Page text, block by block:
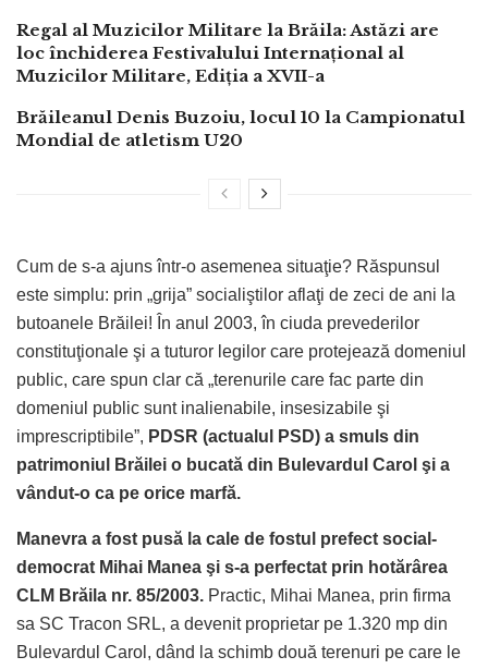
Regal al Muzicilor Militare la Brăila: Astăzi are
loc închiderea Festivalului Internațional al
Muzicilor Militare, Ediția a XVII-a
Brăileanul Denis Buzoiu, locul 10 la Campionatul
Mondial de atletism U20
Cum de s-a ajuns într-o asemenea situaţie? Răspunsul
este simplu: prin „grija” socialiştilor aflaţi de zeci de ani la
butoanele Brăilei! În anul 2003, în ciuda prevederilor
constituţionale şi a tuturor legilor care protejează domeniul
public, care spun clar că „terenurile care fac parte din
domeniul public sunt inalienabile, insesizabile şi
imprescriptibile”, PDSR (actualul PSD) a smuls din
patrimoniul Brăilei o bucată din Bulevardul Carol şi a
vândut-o ca pe orice marfă.
Manevra a fost pusă la cale de fostul prefect social-
democrat Mihai Manea şi s-a perfectat prin hotărârea
CLM Brăila nr. 85/2003. Practic, Mihai Manea, prin firma
sa SC Tracon SRL, a devenit proprietar pe 1.320 mp din
Bulevardul Carol, dând la schimb două terenuri pe care le